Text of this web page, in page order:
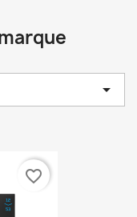

favorite_border